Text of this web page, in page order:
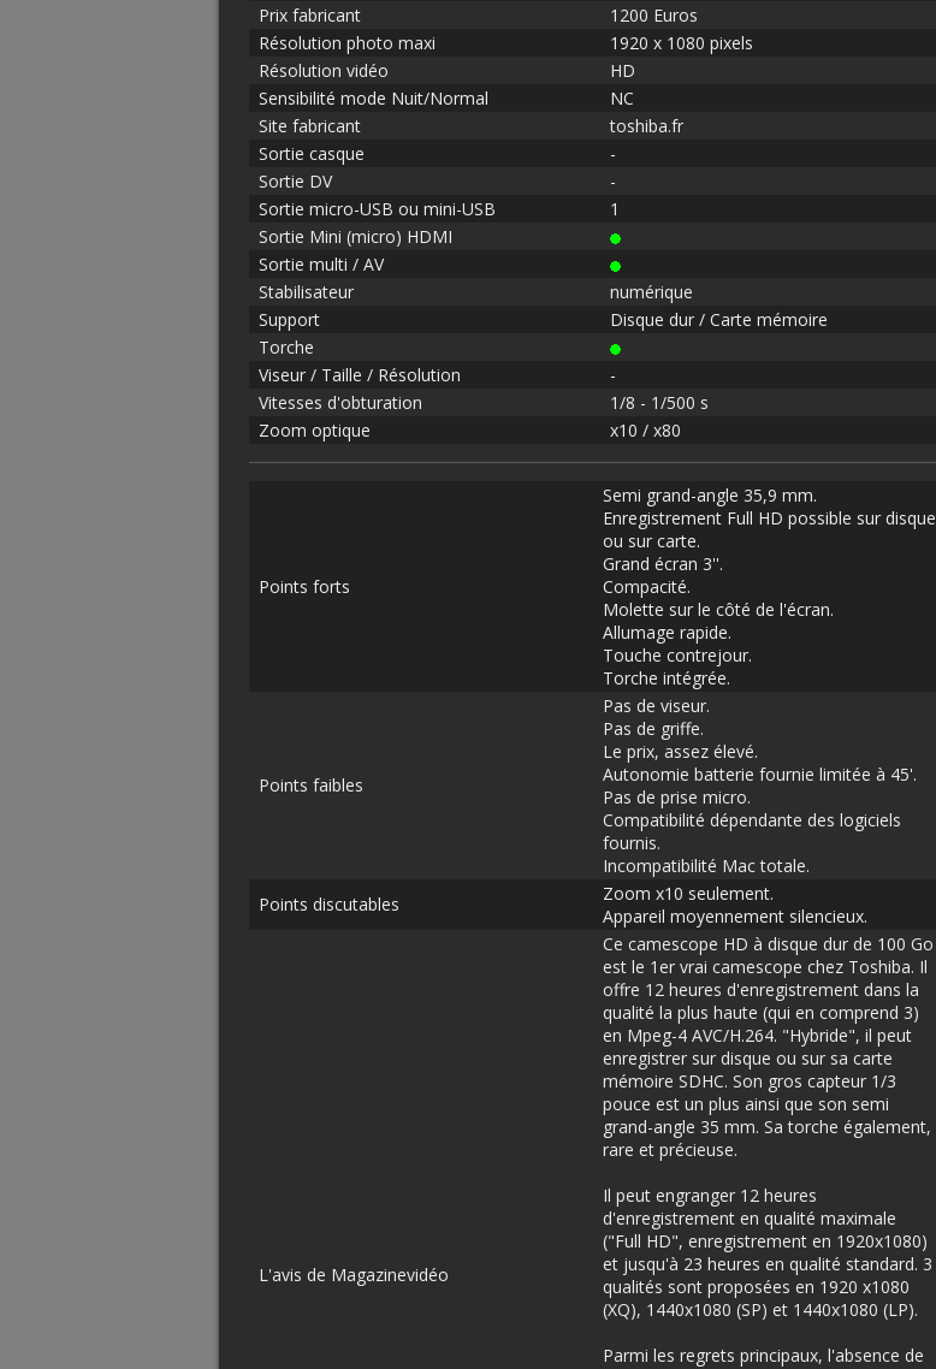
Prix fabricant
1200 Euros
Résolution photo maxi
1920 x 1080 pixels
Résolution vidéo
HD
Sensibilité mode Nuit/Normal
NC
Site fabricant
toshiba.fr
Sortie casque
-
Sortie DV
-
Sortie micro-USB ou mini-USB
1
Sortie Mini (micro) HDMI
Sortie multi / AV
Stabilisateur
numérique
Support
Disque dur / Carte mémoire
Torche
Viseur / Taille / Résolution
-
Vitesses d'obturation
1/8 - 1/500 s
Zoom optique
x10 / x80
Points forts
Semi grand-angle 35,9 mm.
Enregistrement Full HD possible sur disque
ou sur carte.
Grand écran 3''.
Compacité.
Molette sur le côté de l'écran.
Allumage rapide.
Touche contrejour.
Torche intégrée.
Points faibles
Pas de viseur.
Pas de griffe.
Le prix, assez élevé.
Autonomie batterie fournie limitée à 45'.
Pas de prise micro.
Compatibilité dépendante des logiciels
fournis.
Incompatibilité Mac totale.
Points discutables
Zoom x10 seulement.
Appareil moyennement silencieux.
L'avis de Magazinevidéo
Ce camescope HD à disque dur de 100 Go
est le 1er vrai camescope chez Toshiba. Il
offre 12 heures d'enregistrement dans la
qualité la plus haute (qui en comprend 3)
en Mpeg-4 AVC/H.264. "Hybride", il peut
enregistrer sur disque ou sur sa carte
mémoire SDHC. Son gros capteur 1/3
pouce est un plus ainsi que son semi
grand-angle 35 mm. Sa torche également,
rare et précieuse.
Il peut engranger 12 heures
d'enregistrement en qualité maximale
("Full HD", enregistrement en 1920x1080)
et jusqu'à 23 heures en qualité standard. 3
qualités sont proposées en 1920 x1080
(XQ), 1440x1080 (SP) et 1440x1080 (LP).
Parmi les regrets principaux, l'absence de